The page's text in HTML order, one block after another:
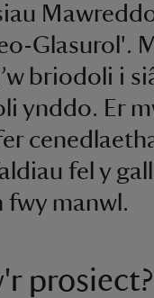
Glasurol'.
briodoli i
ynddo. Er
fel y
fwy manwl.
prosiect?